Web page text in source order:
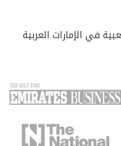
في الإمارات العربية